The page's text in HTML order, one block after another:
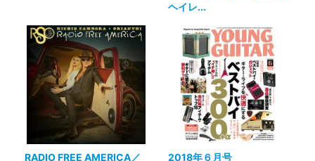
ヘイレ...
RADIO FREE AMERICA／
2018年６月号